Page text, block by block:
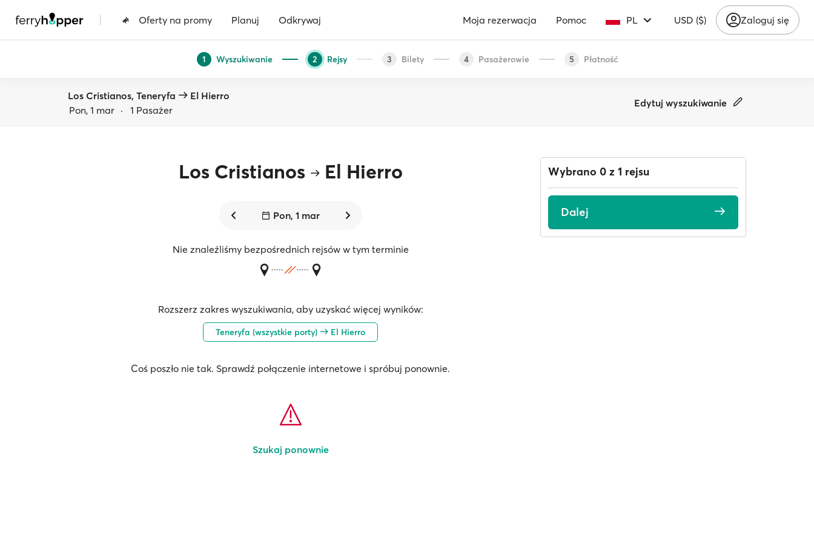
| Oferty na promy Planuj Odkrywaj Moja rezerwacja Pomoc PL USD ($) Zaloguj się
1 Wyszukiwanie 2 Rejsy 3 Bilety 4 Pasażerowie 5 Płatność
Los Cristianos, Teneryfa
El Hierro
Pon, 1 mar · 1 Pasażer
Edytuj wyszukiwanie
Los Cristianos El Hierro
Pon, 1 mar
Nie znaleźliśmy bezpośrednich rejsów w tym terminie
Rozszerz zakres wyszukiwania, aby uzyskać więcej wyników:
Teneryfa (wszystkie porty) El Hierro
Coś poszło nie tak. Sprawdź połączenie internetowe i spróbuj ponownie.
Szukaj ponownie
Wybrano 0 z 1 rejsu
Dalej